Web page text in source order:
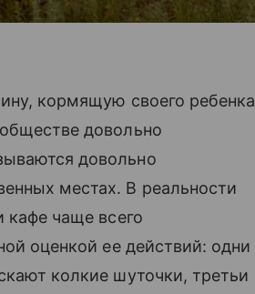
кормящую своего ребенка
довольно
довольно
местах. В реальности
чаще всего
оценкой ее действий: одни
колкие шуточки, третьи